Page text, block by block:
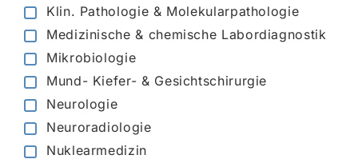
Klin. Pathologie & Molekularpathologie
Medizinische & chemische Labordiagnostik
Mikrobiologie
Mund- Kiefer- & Gesichtschirurgie
Neurologie
Neuroradiologie
Nuklearmedizin